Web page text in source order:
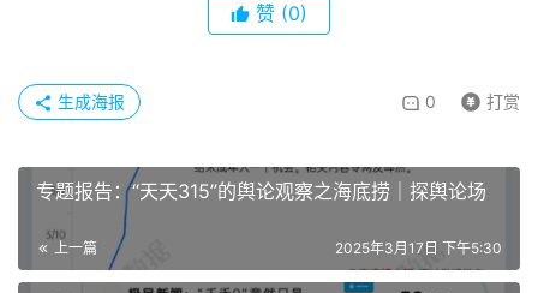
赞 (0)
0 打赏
生成海报
专题报告：“天天315”的舆论观察之海底捞｜探舆论场
上一篇 2025年3月17日 下午5:30